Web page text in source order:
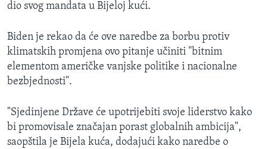
dio svog mandata u Bijeloj kući.
Biden je rekao da će ove naredbe za borbu protiv
klimatskih promjena ovo pitanje učiniti "bitnim
elementom američke vanjske politike i nacionalne
bezbjednosti".
"Sjedinjene Države će upotrijebiti svoje liderstvo kako
bi promovisale značajan porast globalnih ambicija",
saopštila je Bijela kuća, dodajući kako naredbe o